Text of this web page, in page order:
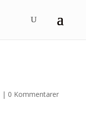
| 0 Kommentarer